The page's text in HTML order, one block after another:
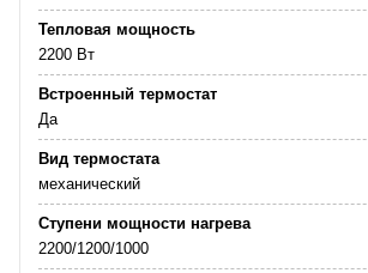
Тепловая мощность
2200 Вт
Встроенный термостат
Да
Вид термостата
механический
Ступени мощности нагрева
2200/1200/1000